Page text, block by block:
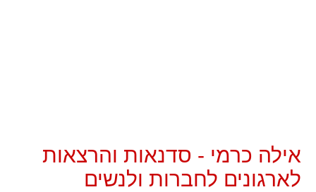
אילה כרמי - סדנאות והרצאות
לארגונים לחברות ולנשים